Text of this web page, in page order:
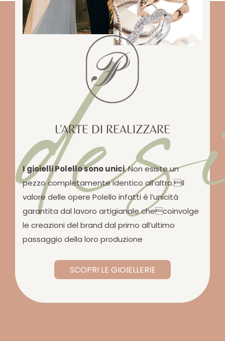
L’ARTE DI REALIZZARE
I gioielli Polello sono unici. Non esiste un
pezzo completamente identico all’altro.Il
valore delle opere Polello infatti è l’unicità
garantita dal lavoro artigianale checoinvolge
le creazioni del brand dal primo all’ultimo
passaggio della loro produzione
SCOPRI LE GIOIELLERIE